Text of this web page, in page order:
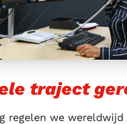
traject
regelen we